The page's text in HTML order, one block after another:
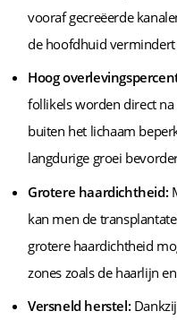
vooraf gecreëerde
de hoofdhuid
Hoog
follikels worden direct
buiten het lichaam
langdurige groei
Grotere haardichtheid:
kan men de
grotere haardichtheid
zones zoals de haarlijn
Versneld herstel: